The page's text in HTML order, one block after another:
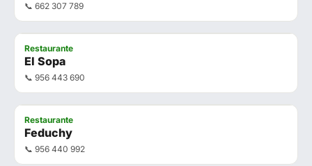
📞 662 307 789
Restaurante
El Sopa
📞 956 443 690
Restaurante
Feduchy
📞 956 440 992